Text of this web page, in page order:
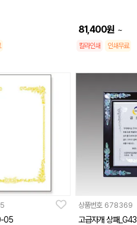
81,400원 ~
칼라인쇄 인쇄무료
05
상품번호 678369
고급자개 상패